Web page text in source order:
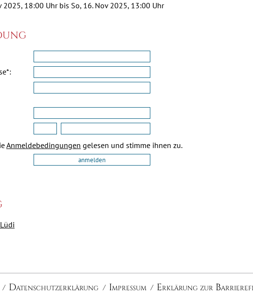
2025, 18:00 Uhr bis So, 16. Nov 2025, 13:00 Uhr
Anmeldebedingungen gelesen und stimme ihnen zu.
Datenschutzerklärung Impressum Erklärung zur